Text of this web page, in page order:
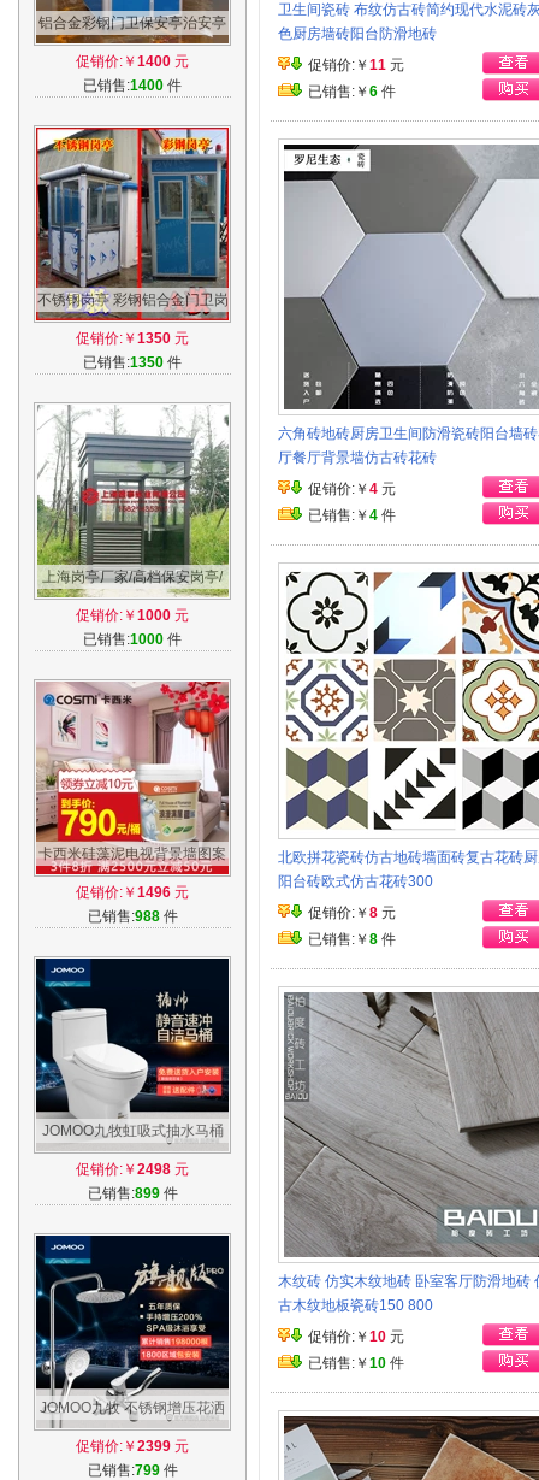
铝合金彩钢门卫保安亭治安亭
岗亭阳光房铝合金保安亭给奖
50
促销价:￥ 1400 元
已销售:1400 件
不锈钢岗亭 彩钢铝合金门卫岗
亭 保安亭治安亭阳光房
促销价:￥ 1350 元
已销售:1350 件
上海岗亭厂家/高档保安岗亭/
成品岗亭保安亭户外/治安岗亭
值班亭
促销价:￥ 1000 元
已销售:1000 件
卡西米硅藻泥电视背景墙图案
内墙卧室涂料客厅墙面漆印花
环保墙纸
促销价:￥ 1496 元
已销售:988件
JOMOO九牧虹吸式抽水马桶
节水防臭小户型家用普通陶瓷
坐便器11173
促销价:￥ 2498 元
已销售:899件
JOMOO九牧 不锈钢增压花洒
套装冷热淋雨喷头沐浴淋浴器
36281
促销价:￥ 2399 元
已销售:799件
卫生间瓷砖 布纹仿古砖简约现代水泥砖
色厨房墙砖阳台防滑地砖
促销价:￥ 11 元
已销售:￥ 6 件
六角砖地砖厨房卫生间防滑瓷砖阳台墙
厅餐厅背景墙仿古砖花砖
促销价:￥ 4 元
已销售:￥ 4 件
北欧拼花瓷砖仿古地砖墙面砖复古花砖
阳台砖欧式仿古花砖300
促销价:￥ 8 元
已销售:￥ 8 件
木纹砖 仿实木纹地砖 卧室客厅防滑地砖
古木纹地板瓷砖150 800
促销价:￥ 10 元
已销售:￥ 10 件